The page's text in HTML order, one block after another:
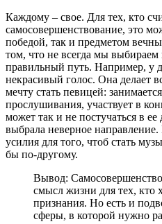
Каждому – свое. Для тех, кто
самосовершенствование, это
победой, так и предметом
том, что не всегда мы выбираем
правильный путь. Например, у
некрасивый голос. Она делает
мечту стать певицей:
прослушивания, участвует в
может так и не постучаться в
выбрала неверное
усилия для того, чтоб стать
бы по-другому.
Вывод:
смысл жизни для тех, кто
признания. Но есть и
сферы, в которой нужно